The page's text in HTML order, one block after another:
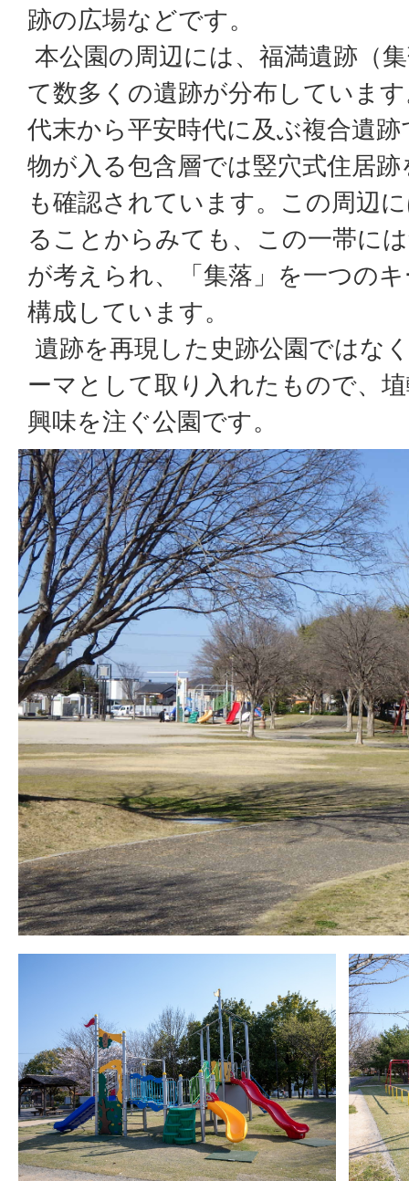
跡の広場などです。
本公園の周辺には、福満遺跡（
て数多くの遺跡が分布していま
代末から平安時代に及ぶ複合遺
物が入る包含層では竪穴式住居
も確認されています。この周辺
ることからみても、この一帯に
が考えられ、「集落」を一つの
構成しています。
遺跡を再現した史跡公園ではな
ーマとして取り入れたもので、
興味を注ぐ公園です。